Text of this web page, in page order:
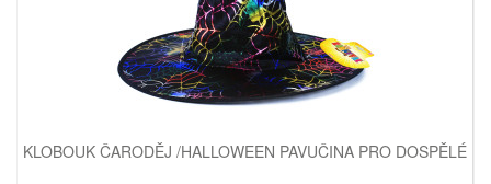
KLOBOUK ČARODĚJ /HALLOWEEN PAVUČINA PRO DOSPĚLÉ